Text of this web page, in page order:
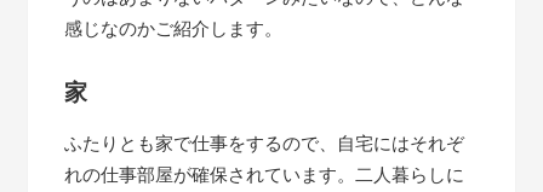
感じなのかご紹介します。
家
ふたりとも家で仕事をするので、自宅にはそれぞ
れの仕事部屋が確保されています。二人暮らしに